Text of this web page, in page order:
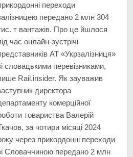
переходи
передано 2 млн 304
т вантажів. Про це йшлося
час онлайн-зустрічі
АТ «Укрзалізниця»
словацькими перевізниками,
Rail.insider. Як зауважив
директора
комерційної
товариства Валерій
за чотири місяці 2024
через прикордонні переходи
Словаччиною передано 2 млн